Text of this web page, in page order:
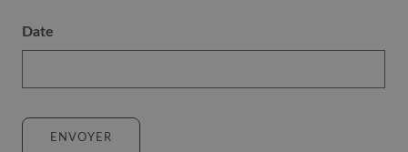
be
communicated
municipality
Date
ENVOYER